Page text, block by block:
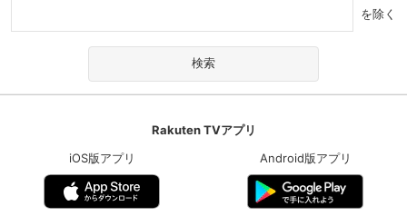
を除く
Rakuten TVアプリ
iOS版アプリ
Android版アプリ